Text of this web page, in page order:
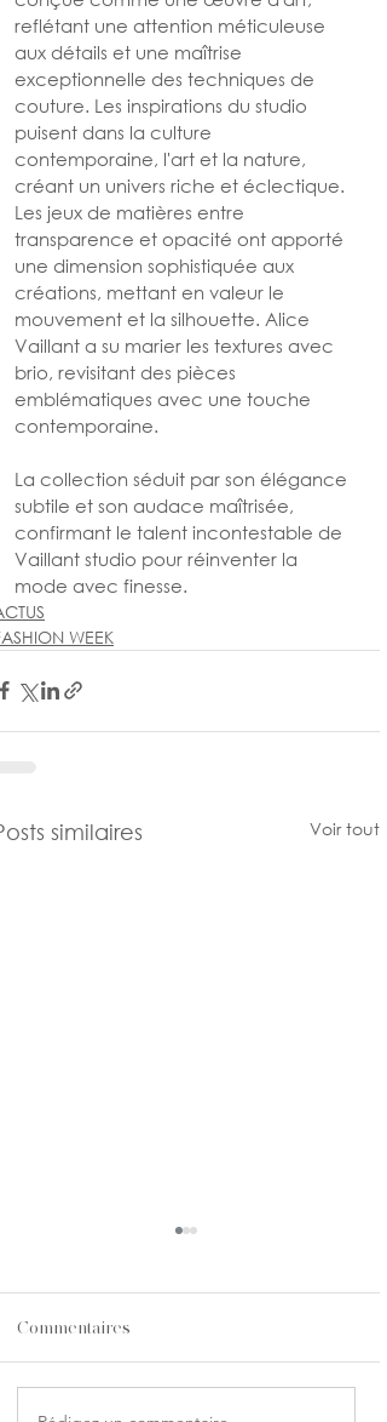
reflétant une attention méticuleuse
aux détails et une maîtrise
exceptionnelle des techniques de
couture. Les inspirations du studio
puisent dans la culture
contemporaine, l'art et la nature,
créant un univers riche et éclectique.
Les jeux de matières entre
transparence et opacité ont apporté
une dimension sophistiquée aux
créations, mettant en valeur le
mouvement et la silhouette. Alice
Vaillant a su marier les textures avec
brio, revisitant des pièces
emblématiques avec une touche
contemporaine.
La collection séduit par son élégance
subtile et son audace maîtrisée,
confirmant le talent incontestable de
Vaillant studio pour réinventer la
mode avec finesse.
WEEK
similaires Voir tout
Commentaires